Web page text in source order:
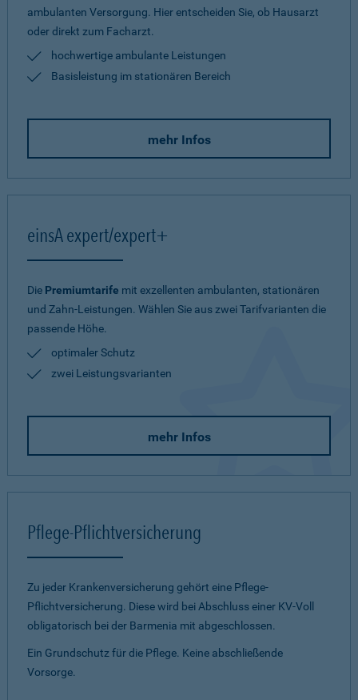
ambulanten Versorgung. Hier entscheiden Sie, ob Hausarzt
oder direkt zum Facharzt.
hochwertige ambulante Leistungen
Basisleistung im stationären Bereich
mehr Infos
einsA expert/expert+
Die Premiumtarife mit exzellenten ambulanten, stationären
und Zahn-Leistungen. Wählen Sie aus zwei Tarifvarianten die
passende Höhe.
optimaler Schutz
zwei Leistungsvarianten
mehr Infos
Pflege-Pflichtversicherung
Zu jeder Krankenversicherung gehört eine Pflege-
Pflichtversicherung. Diese wird bei Abschluss einer KV-Voll
obligatorisch bei der Barmenia mit abgeschlossen.
Ein Grundschutz für die Pflege. Keine abschließende
Vorsorge.